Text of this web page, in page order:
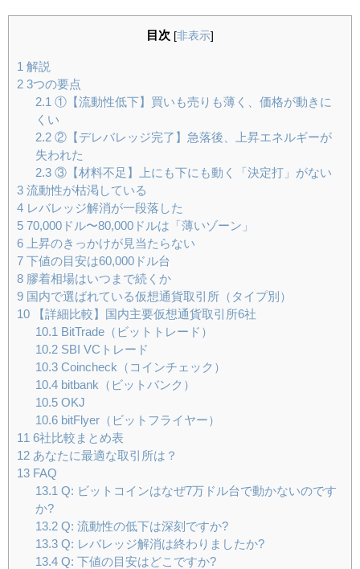
目次 [非表示]
1 解説
2 3つの要点
2.1 ①【流動性低下】買いも売りも薄く、価格が動きに
くい
2.2②【デレバレッジ完了】急落後、上昇エネルギーが
失われた
2.3③【材料不足】上にも下にも動く「決定打」がない
3 流動性が枯渇している
4 レバレッジ解消が一段落した
5 70,000ドル〜80,000ドルは「薄いゾーン」
6 上昇のきっかけが見当たらない
7 下値の目安は60,000ドル台
8 膠着相場はいつまで続くか
9 国内で選ばれている仮想通貨取引所（タイプ別）
10 【詳細比較】国内主要仮想通貨取引所6社
10.1
BitTrade（ビットトレード）
10.2SBI VCトレード
10.3Coincheck（コインチェック）
10.4bitbank（ビットバンク）
10.5OKJ
10.6bitFlyer（ビットフライヤー）
11 6社比較まとめ表
12 あなたに最適な取引所は？
13 FAQ
13.1 Q: ビットコインはなぜ7万ドル台で動かないのです
か?
13.2Q: 流動性の低下は深刻ですか?
13.3Q: レバレッジ解消は終わりましたか?
13.4Q: 下値の目安はどこですか?